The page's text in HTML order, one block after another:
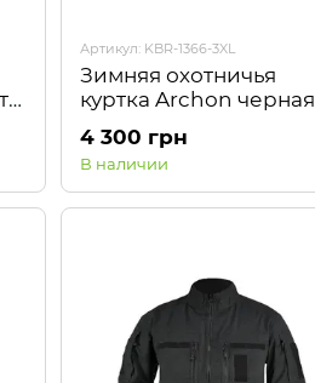
Артикул: KBR-1366-3XL
Зимняя охотничья
куртка Archon черная
Kiborg
4 300 грн
В наличии